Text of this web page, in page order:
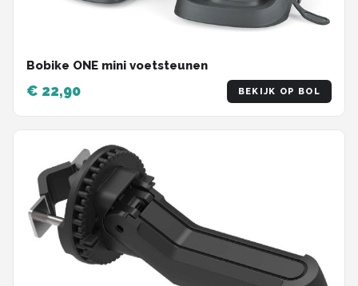
Bobike ONE mini voetsteunen
€ 22,90 BEKIJK OP BOL